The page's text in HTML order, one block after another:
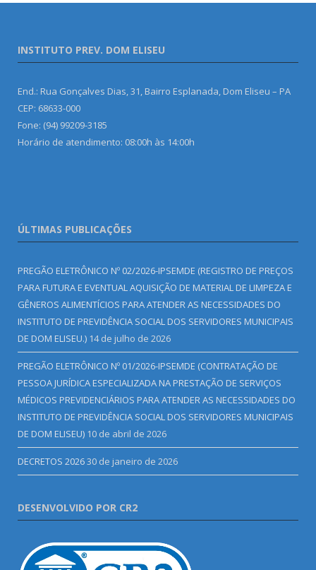
INSTITUTO PREV. DOM ELISEU
End.: Rua Gonçalves Dias, 31, Bairro Esplanada, Dom Eliseu – PA
CEP: 68633-000
Fone: (94) 99209-3185
Horário de atendimento: 08:00h às 14:00h
ÚLTIMAS PUBLICAÇÕES
PREGÃO ELETRÔNICO Nº 02/2026-IPSEMDE (REGISTRO DE PREÇOS
PARA FUTURA E EVENTUAL AQUISIÇÃO DE MATERIAL DE LIMPEZA E
GÊNEROS ALIMENTÍCIOS PARA ATENDER AS NECESSIDADES DO
INSTITUTO DE PREVIDÊNCIA SOCIAL DOS SERVIDORES MUNICIPAIS
DE DOM ELISEU.) 14 de julho de 2026
PREGÃO ELETRÔNICO Nº 01/2026-IPSEMDE (CONTRATAÇÃO DE
PESSOA JURÍDICA ESPECIALIZADA NA PRESTAÇÃO DE SERVIÇOS
MÉDICOS PREVIDENCIÁRIOS PARA ATENDER AS NECESSIDADES DO
INSTITUTO DE PREVIDÊNCIA SOCIAL DOS SERVIDORES MUNICIPAIS
DE DOM ELISEU) 10 de abril de 2026
DECRETOS 202630 de janeiro de 2026
DESENVOLVIDO POR CR2